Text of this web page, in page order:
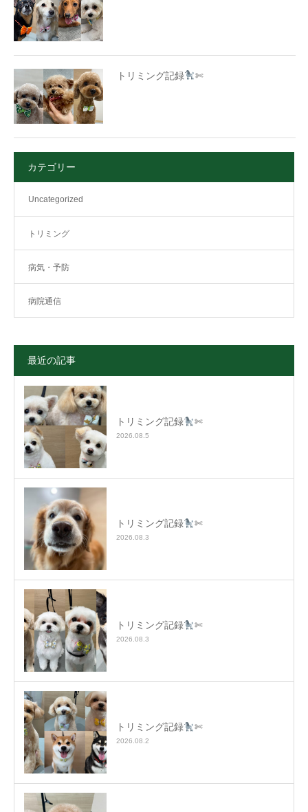
トリミング記録 ✄
カテゴリー
Uncategorized
トリミング
病気・予防
病院通信
最近の記事
トリミング記録 ✄
2026.08.5
トリミング記録 ✄
2026.08.3
トリミング記録 ✄
2026.08.3
トリミング記録 ✄
2026.08.2